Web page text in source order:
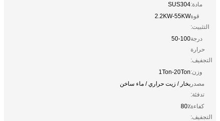
مادة:SUS304
قوة
التثبيت:
2.2KW-55KW
درجة
حرارة
التجفيف:
50-100
وزن:1Ton-20Ton
مصدر
تدفئة:
بخار / زيت حراري / ماء ساخن
كفاءة
التجفيف:
80٪